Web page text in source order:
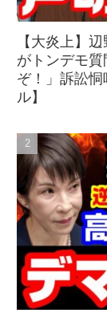
【大炎上】
がトンデモ
ぞ！」訴訟
ル】